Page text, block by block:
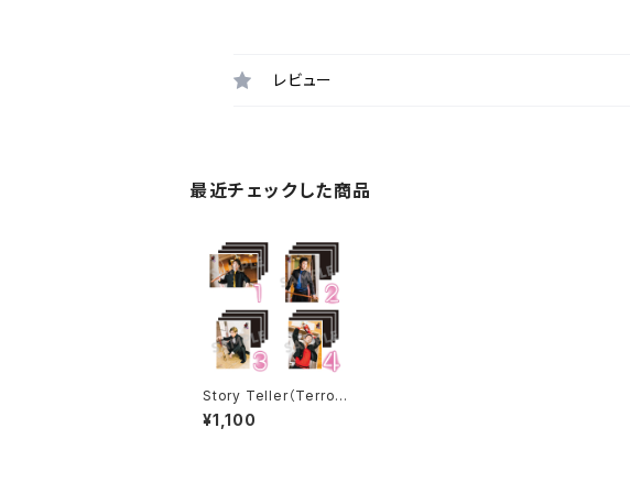
レビュー
最近チェックした商品
Story Teller（Terror）
朗読・怪談 〜嫌〜 ブロ
マイド ※ランダム販売
¥1,100